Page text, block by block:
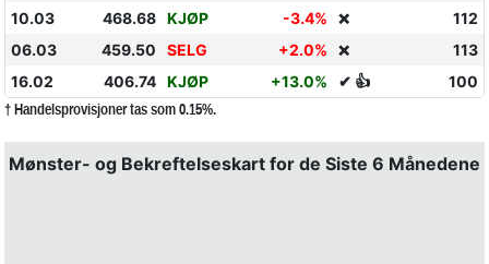
10.03
468.68 KJØP -3.4% ❌
112
06.03
459.50 SELG +2.0% ❌
113
16.02
406.74 KJØP +13.0% ✔ 👍 100
† Handelsprovisjoner tas som 0.15%.
Mønster- og Bekreftelseskart for de Siste 6 Månedene